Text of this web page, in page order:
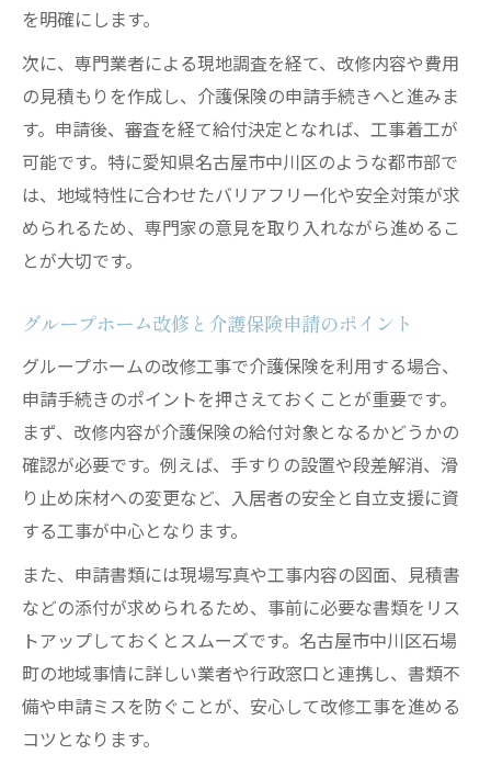
を明確にします。
次に、専門業者による現地調査を経て、改修内容や費用
の見積もりを作成し、介護保険の申請手続きへと進みま
す。申請後、審査を経て給付決定となれば、工事着工が
可能です。特に愛知県名古屋市中川区のような都市部で
は、地域特性に合わせたバリアフリー化や安全対策が求
められるため、専門家の意見を取り入れながら進めるこ
とが大切です。
グループホーム改修と介護保険申請のポイント
グループホームの改修工事で介護保険を利用する場合、
申請手続きのポイントを押さえておくことが重要です。
まず、改修内容が介護保険の給付対象となるかどうかの
確認が必要です。例えば、手すりの設置や段差解消、滑
り止め床材への変更など、入居者の安全と自立支援に資
する工事が中心となります。
また、申請書類には現場写真や工事内容の図面、見積書
などの添付が求められるため、事前に必要な書類をリス
トアップしておくとスムーズです。名古屋市中川区石場
町の地域事情に詳しい業者や行政窓口と連携し、書類不
備や申請ミスを防ぐことが、安心して改修工事を進める
コツとなります。